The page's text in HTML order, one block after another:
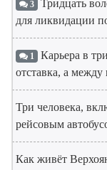
3 Тридцать
для ликвидации
1 Карьера в
отставка, а
Три человека,
рейсовым
Как живёт